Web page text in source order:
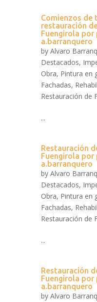
Comienzos de
restauración
Fuengirola por
a.barranquero
by Alvaro
Destacados,
Obra, Pintura en
Fachadas,
Restauración de
...
Restauración
Fuengirola por
a.barranquero
by Alvaro
Destacados,
Obra, Pintura en
Fachadas,
Restauración de
...
Restauración
Fuengirola por
a.barranquero
by Alvaro